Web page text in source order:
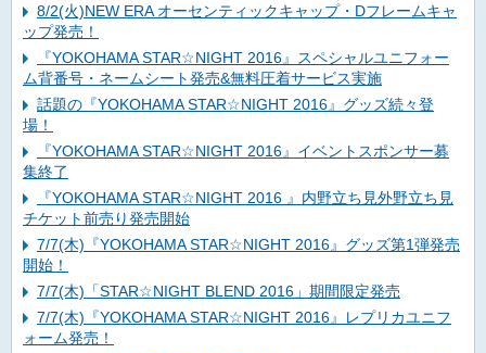
8/2(火)NEW ERA オーセンティックキャップ・Dフレームキャ
ップ発売！
『YOKOHAMA STAR☆NIGHT 2016』スペシャルユニフォー
ム背番号・ネームシート発売&無料圧着サービス実施
話題の『YOKOHAMA STAR☆NIGHT 2016』グッズ続々登
場！
『YOKOHAMA STAR☆NIGHT 2016』イベントスポンサー募
集終了
『YOKOHAMA STAR☆NIGHT 2016 』内野立ち見外野立ち見
チケット前売り発売開始
7/7(木)『YOKOHAMA STAR☆NIGHT 2016』グッズ第1弾発売
開始！
7/7(木)「STAR☆NIGHT BLEND 2016」期間限定発売
7/7(木)『YOKOHAMA STAR☆NIGHT 2016』レプリカユニフ
ォーム発売！